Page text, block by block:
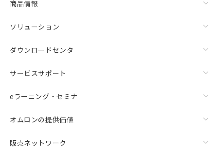
商品情報
ソリューション
ダウンロードセンタ
サービスサポート
eラーニング・セミナ
オムロンの提供価値
販売ネットワーク